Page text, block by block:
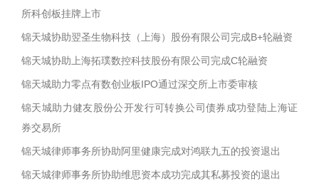
所科创板挂牌上市
锦天城协助翌圣生物科技（上海）股份有限公司完成B+轮融资
锦天城协助上海拓璞数控科技股份有限公司完成C轮融资
锦天城助力零点有数创业板IPO通过深交所上市委审核
锦天城助力健友股份公开发行可转换公司债券成功登陆上海证
券交易所
锦天城律师事务所协助阿里健康完成对鸿联九五的投资退出
锦天城律师事务所协助维思资本成功完成其私募投资的退出